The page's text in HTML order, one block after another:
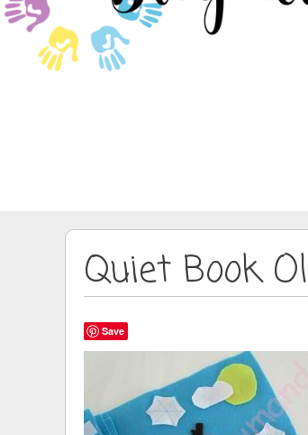
Quiet Book
Save